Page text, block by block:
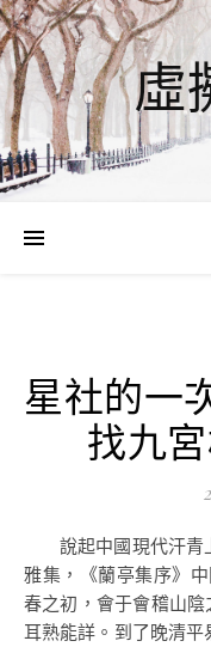
虛
星社的一
找九
說起中國現代汗青上的文人聚首，首推王羲之介入的蘭亭
雅集，《蘭亭集序》
春之初，會于會稽山
耳熟能詳。到了晚清